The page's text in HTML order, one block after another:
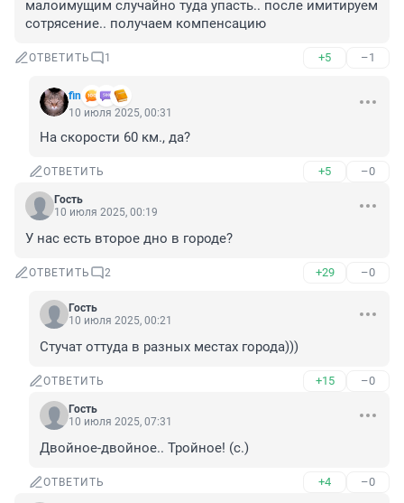
малоимущим случайно туда упасть.. после имитируем
сотрясение.. получаем компенсацию
ОТВЕТИТЬ 1 +5 –1
fin
10 июля 2025, 00:31
На скорости 60 км., да?
ОТВЕТИТЬ +5 –0
Гость
10 июля 2025, 00:19
У нас есть второе дно в городе?
ОТВЕТИТЬ 2 +29 –0
Гость
10 июля 2025, 00:21
Стучат оттуда в разных местах города)))
ОТВЕТИТЬ +15 –0
Гость
10 июля 2025, 07:31
Двойное-двойное.. Тройное! (с.)
ОТВЕТИТЬ +4 –0